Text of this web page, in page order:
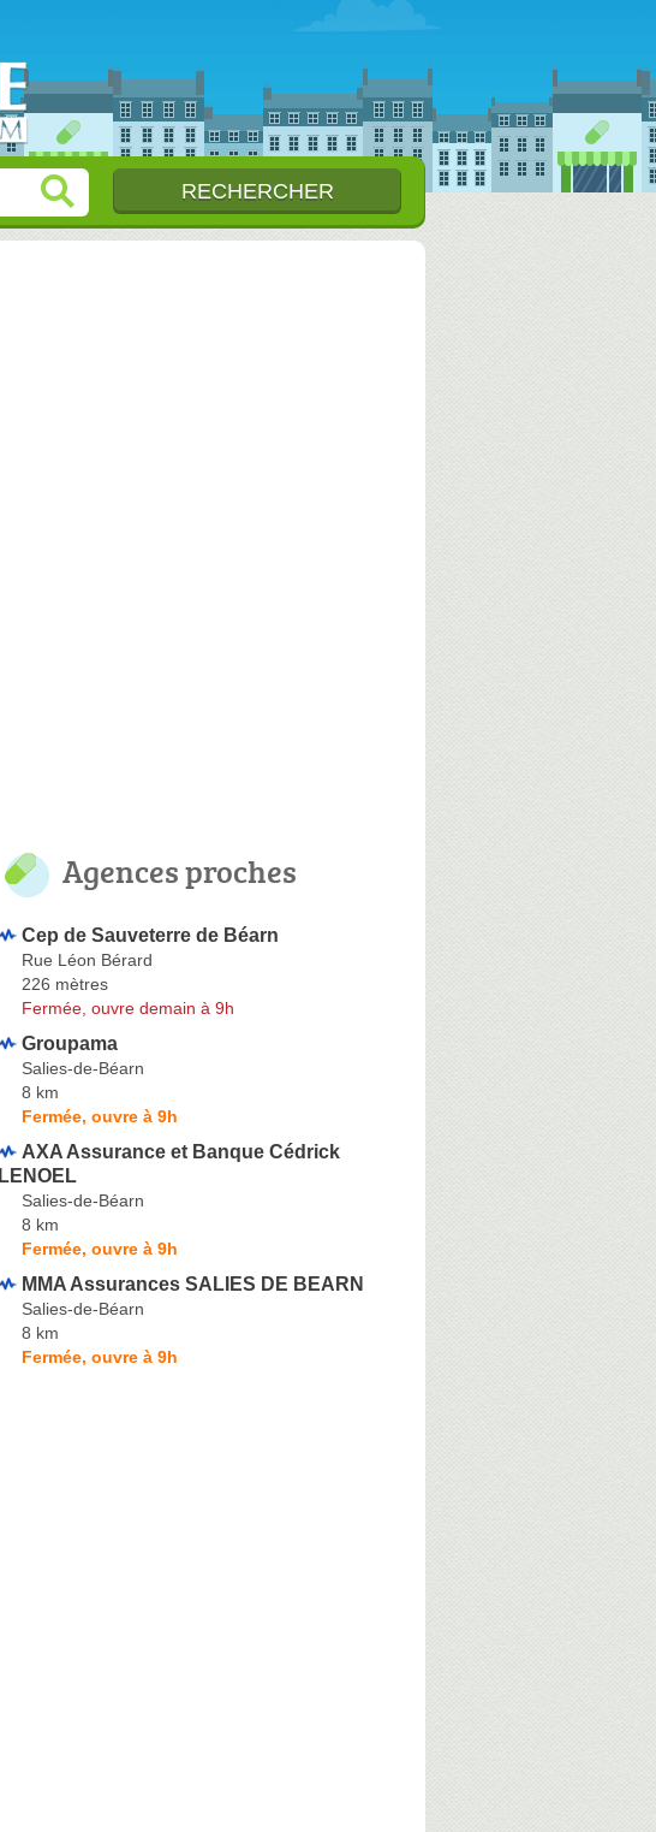
Agences proches
Cep de Sauveterre de Béarn
Rue Léon Bérard
226 mètres
Fermée, ouvre demain à 9h
Groupama
Salies-de-Béarn
8 km
Fermée, ouvre à 9h
AXA Assurance et Banque Cédrick
LENOEL
Salies-de-Béarn
8 km
Fermée, ouvre à 9h
MMA Assurances SALIES DE BEARN
Salies-de-Béarn
8 km
Fermée, ouvre à 9h